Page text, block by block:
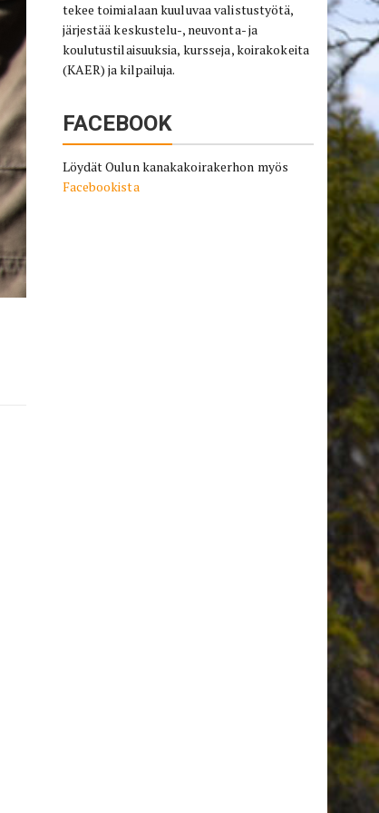
tekee toimialaan kuuluvaa valistustyötä,
järjestää keskustelu-, neuvonta- ja
koulutustilaisuuksia, kursseja, koirakokeita
(KAER) ja kilpailuja.
FACEBOOK
Löydät Oulun kanakakoirakerhon myös
Facebookista